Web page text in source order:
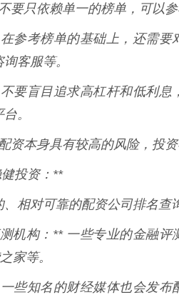
要只依赖单一的榜单，可以参
参考榜单的基础上，还需要
客服等。
要盲目追求高杠杆和低利
。
资本身具有较高的风险，投
投资：**
相对可靠的配资公司排名查
机构：** 一些专业的金融评
家等。
些知名的财经媒体也会发布